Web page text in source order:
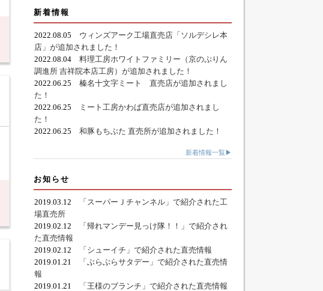
新着情報
2022.08.05 ウィンズアーク工場直売店「ソルデシレ本
店」が追加されました！
2022.08.04 料理工房ホワイトファミリー（京のぷりん
調進所 吉祥院本店工房）が追加されました！
2022.06.25 榛名十文字ミート 直売店が追加されまし
た！
2022.06.25
ミート工房かわば直売店が追加されまし
た！
2022.06.25 和豚もちぶた 直売所が追加されました！
新着情報一覧▶
お知らせ
2019.03.12
「スーパーＪチャンネル」で紹介された工
場直売所
2019.02.12
「帰れマンデー見っけ隊！！」で紹介され
た直売情報
2019.02.12
「シューイチ」で紹介された直売情報
2019.01.21
「ぶらぶらサタデー」で紹介された直売情
報
2019.01.21
「王様のブランチ」で紹介された直売情報